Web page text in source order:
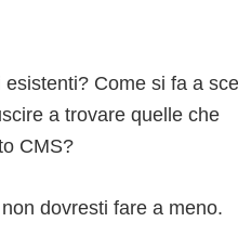
Come si fa a
a trovare quelle che
CMS?
dovresti fare a meno.